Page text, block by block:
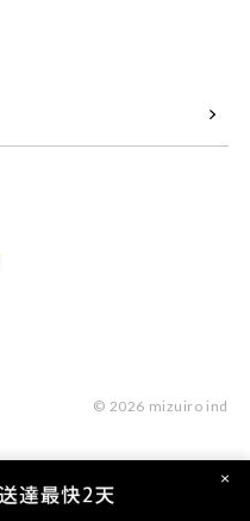
© 2026 mizuiro ind
×